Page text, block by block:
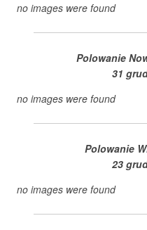
no images were found
Polowanie
31
no images were found
Polowanie
23
no images were found